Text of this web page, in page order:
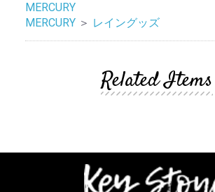
MERCURY
MERCURY ＞ レイングッズ
Related Items